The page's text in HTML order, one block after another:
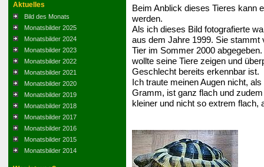
Aktuelles
Bild des Monats
Monatsbilder 2025
Monatsbilder 2024
Monatsbilder 2023
Monatsbilder 2022
Monatsbilder 2021
Monatsbilder 2020
Monatsbilder 2019
Monatsbilder 2018
Monatsbilder 2017
Monatsbilder 2016
Monatsbilder 2015
Monatsbilder 2014
Beim Anblick dieses Tieres kann
werden.
Als ich dieses Bild fotografierte
aus dem Jahre 1999. Sie
Tier im Sommer 2000
wollte seine Tiere zeigen und
Geschlecht bereits erkennbar ist.
Ich traute meinen Augen nicht,
Gramm, ist ganz flach und
kleiner und nicht so extrem flach,